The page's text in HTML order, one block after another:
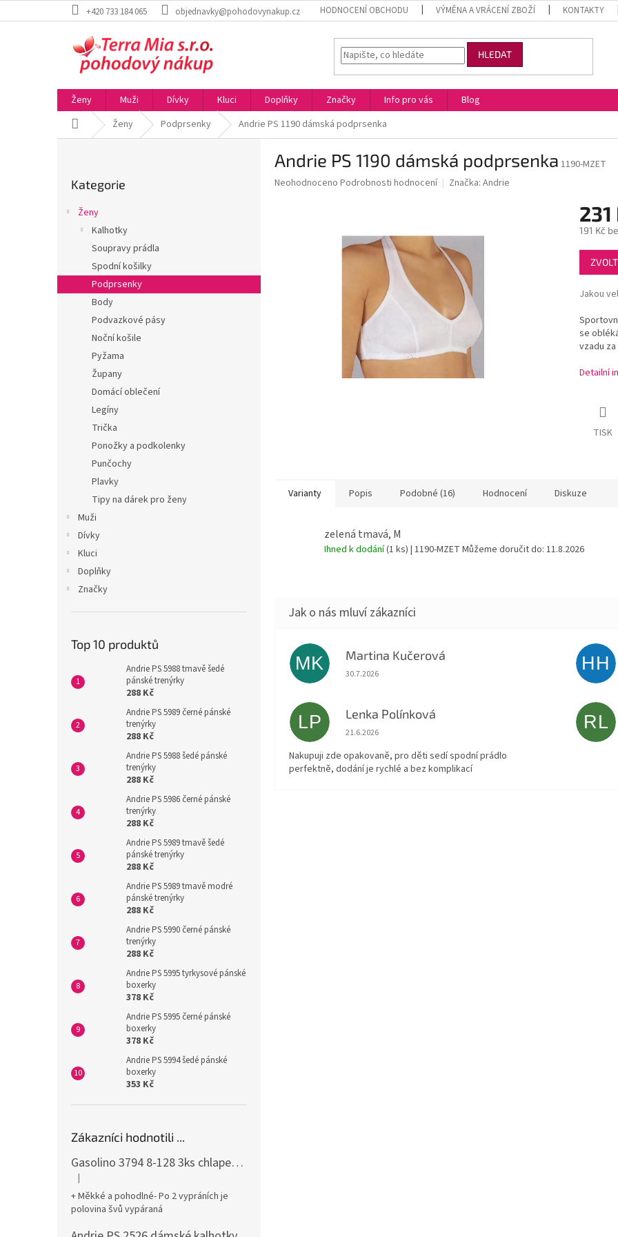
na
+420 733 184 065 objednavky@pohodovynakup.cz HODNOCENÍ OBCHODU VÝMĚNA A VRÁCENÍ ZBOŽÍ KONTAKTY
HLEDAT
Ženy Muži Dívky Kluci Doplňky Značky Info pro vás
Blog
Domů Ženy Podprsenky Andrie PS 1190 dámská podprsenka
a
kategorie
Kategorie
Ženy
Kalhotky
Soupravy prádla
Spodní košilky
Podprsenky
Body
Podvazkové pásy
Noční košile
Pyžama
Župany
Domácí oblečení
Legíny
Trička
Ponožky a podkolenky
Punčochy
Plavky
Tipy na dárek pro ženy
Muži
Dívky
Kluci
Doplňky
Značky
Top 10 produktů
Andrie PS 5988 tmavě šedé
pánské trenýrky
288 Kč
Andrie PS 5989 černé pánské
trenýrky
288 Kč
Andrie PS 5988 šedé pánské
trenýrky
288 Kč
Andrie PS 5986 černé pánské
trenýrky
288 Kč
Andrie PS 5989 tmavě šedé
pánské trenýrky
288 Kč
Andrie PS 5989 tmavě modré
pánské trenýrky
288 Kč
Andrie PS 5990 černé pánské
trenýrky
288 Kč
Andrie PS 5995 tyrkysové pánské
boxerky
378 Kč
Andrie PS 5995 černé pánské
boxerky
378 Kč
Andrie PS 5994 šedé pánské
boxerky
353 Kč
Zákazníci hodnotili ...
Gasolino 3794 8-128 3ks chlapecké boxerky
Hodnocení produktu je 3 z 5 hvězdiček.
|
+ Měkké a pohodlné- Po 2 vypráních je
polovina švů vypáraná
Andrie PS 1190 dámská podprsenka 1190-MZET
Průměrné
Neohodnoceno Podrobnosti hodnocení Značka: Andrie
231
191 Kč
Měrná
cena:
Jakou
se
vzadu
Detailní
TISK
Varianty Popis Podobné (16) Hodnocení Diskuze
zelená tmavá, M
Ihned k dodání(1 ks) | 1190-MZET Můžeme doručit do: 11.8.2026
MK Martina Kučerová
Hodnocení obchodu je 5 z 5 hvězdiček.
30.7.2026
HH
LP Lenka Polínková
Hodnocení obchodu je 5 z 5 hvězdiček.
21.6.2026
Nakupuji zde opakovaně, pro děti sedí spodní prádlo
perfektně, dodání je rychlé a bez komplikací
RL